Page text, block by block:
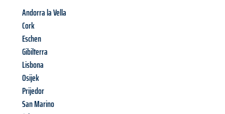
Andorra la Vella
Cork
Eschen
Gibilterra
Lisbona
Osijek
Prijedor
San Marino